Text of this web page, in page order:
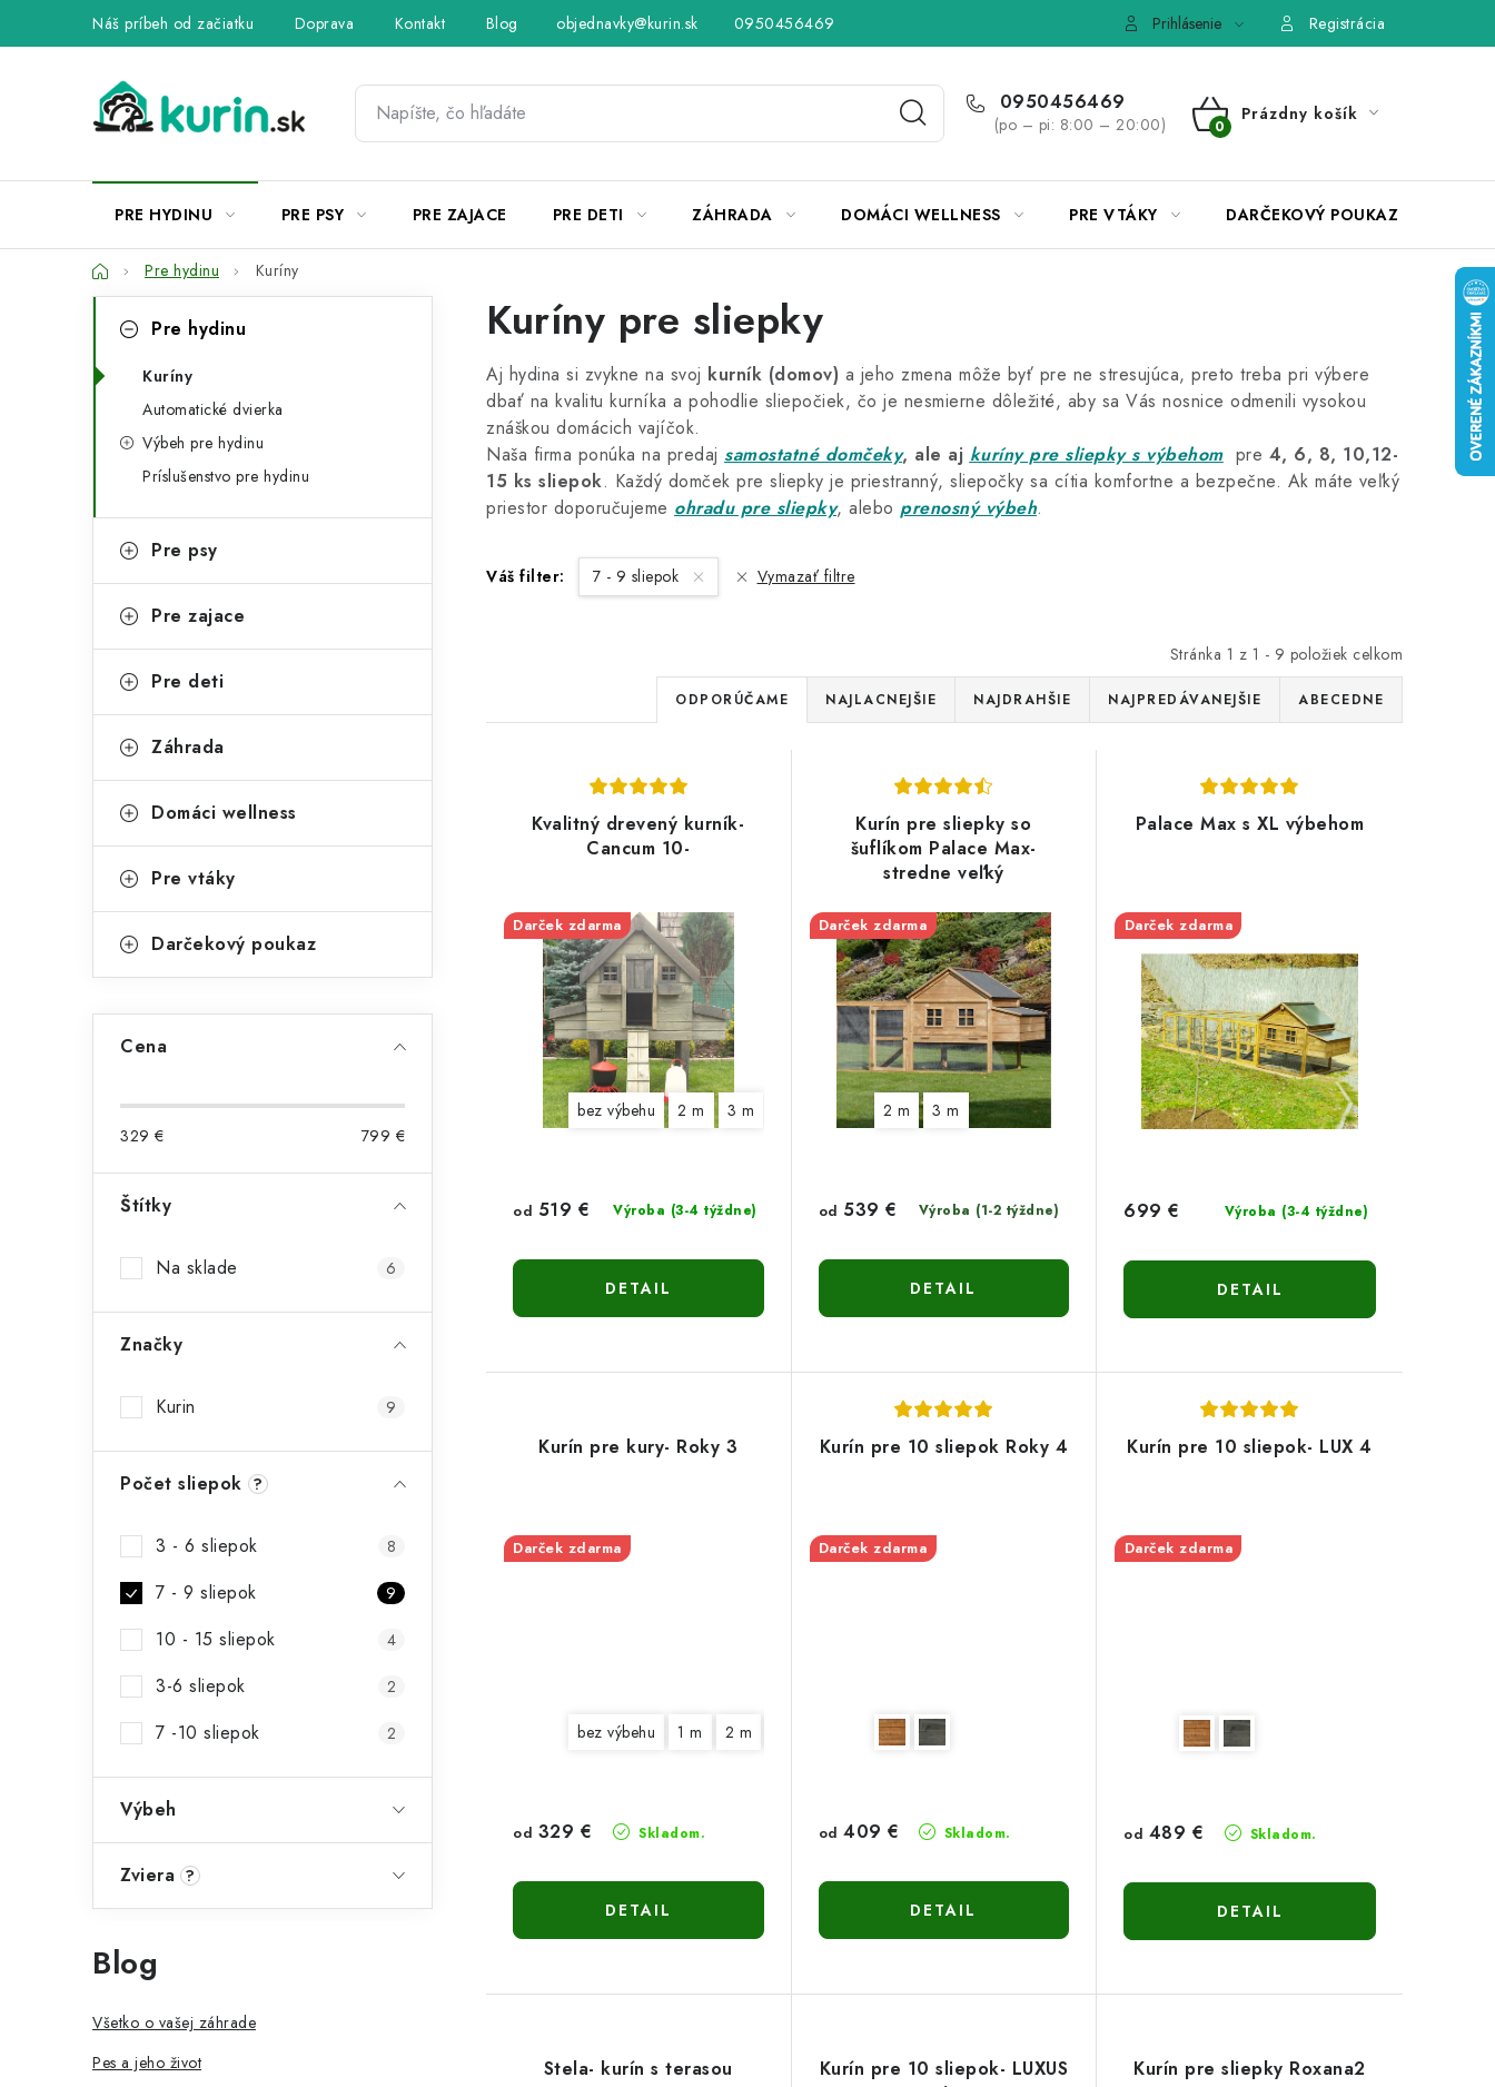
Náš príbeh od začiatku Doprava Kontakt Blog Hodnotenie obchodu Obchodné podmienky Pravidlá súťaží na Facebooku
objednavky@kurin.sk 0950456469 Prihlásenie Registrácia
0950456469
(po – pi: 8:00 – 20:00)
NÁKUPNÝ
Prázdny košík
PRE HYDINU PRE PSY PRE ZAJACE PRE DETI ZÁHRADA DOMÁCI WELLNESS PRE VTÁKY DARČEKOVÝ POUKAZ
DomovPre hydinu Kuríny
o
č
p
a
e
kategórie
t
i
Pre hydinu
Kuríny
Automatické dvierka
Výbeh pre hydinu
Príslušenstvo pre hydinu
Pre psy
Pre zajace
Pre deti
Záhrada
Domáci wellness
Pre vtáky
Darčekový poukaz
Cena
329 € 799 €
Štítky
Na sklade 6
Značky
Kurin 9
Počet sliepok ?
3 - 6 sliepok 8
7 - 9 sliepok 9
10 - 15 sliepok 4
3-6 sliepok 2
7 -10 sliepok 2
Výbeh
Zviera ?
Blog
Všetko o vašej záhrade
Pes a jeho život
Kuríny pre sliepky
Aj hydina si zvykne na svoj kurník (domov) a jeho zmena môže byť pre ne stresujúca, preto treba pri výbere
dbať na kvalitu kurníka a pohodlie sliepočiek, čo je nesmierne dôležité, aby sa Vás nosnice odmenili vysokou
znáškou domácich vajíčok.
Naša firma ponúka na predaj samostatné domčeky, ale aj kuríny pre sliepky s výbehompre 4, 6, 8, 10,12-
15 ks sliepok. Každý domček pre sliepky je priestranný, sliepočky sa cítia komfortne a bezpečne. Ak máte veľký
priestor doporučujeme ohradu pre sliepky, alebo prenosný výbeh.
Váš filter: 7 - 9 sliepok Vymazať filtre
Stránka 1 z 1 - 9 položiek celkom
R
a
d
e
n
i
e
p
r
o
d
k
t
o
v
ODPORÚČAME NAJLACNEJŠIE NAJDRAHŠIE NAJPREDÁVANEJŠIE ABECEDNE
Kvalitný drevený kurník-
Cancum 10-
Darček zdarma
bez výbehu 2 m 3 m
Výroba (3-4 týždne)
od 519 €
DETAIL
Kurín pre sliepky so
šuflíkom Palace Max-
stredne veľký
Darček zdarma
2 m 3 m
Výroba (1-2 týždne)
od 539 €
DETAIL
Palace Max s XL výbehom
Darček zdarma
Výroba (3-4 týždne)
699 €
DETAIL
Kurín pre kury- Roky 3
Darček zdarma
bez výbehu 1 m 2 m
Skladom.
od 329 €
DETAIL
Kurín pre 10 sliepok Roky 4
Darček zdarma
Skladom.
od 409 €
DETAIL
Kurín pre 10 sliepok- LUX 4
Darček zdarma
Skladom.
od 489 €
DETAIL
Stela- kurín s terasou
Kurín pre 10 sliepok- LUXUS
Kurín pre sliepky Roxana2